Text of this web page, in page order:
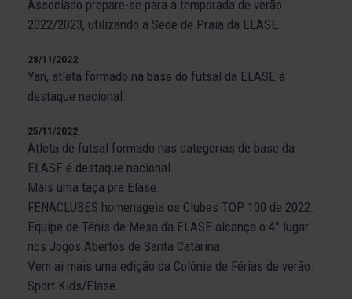
Associado prepare-se para a temporada de verão
2022/2023, utilizando a Sede de Praia da ELASE.
28/11/2022
Yan, atleta formado na base do futsal da ELASE é
destaque nacional.
25/11/2022
Atleta de futsal formado nas categorias de base da
ELASE é destaque nacional.
Mais uma taça pra Elase.
FENACLUBES homenageia os Clubes TOP 100 de 2022.
Equipe de Tênis de Mesa da ELASE alcança o 4° lugar
nos Jogos Abertos de Santa Catarina.
Vem ai mais uma edição da Colônia de Férias de verão
Sport Kids/Elase.